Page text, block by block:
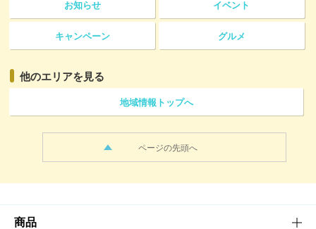
お知らせ イベント
キャンペーン グルメ
他のエリアを見る
地域情報トップへ
ページの先頭へ
商品